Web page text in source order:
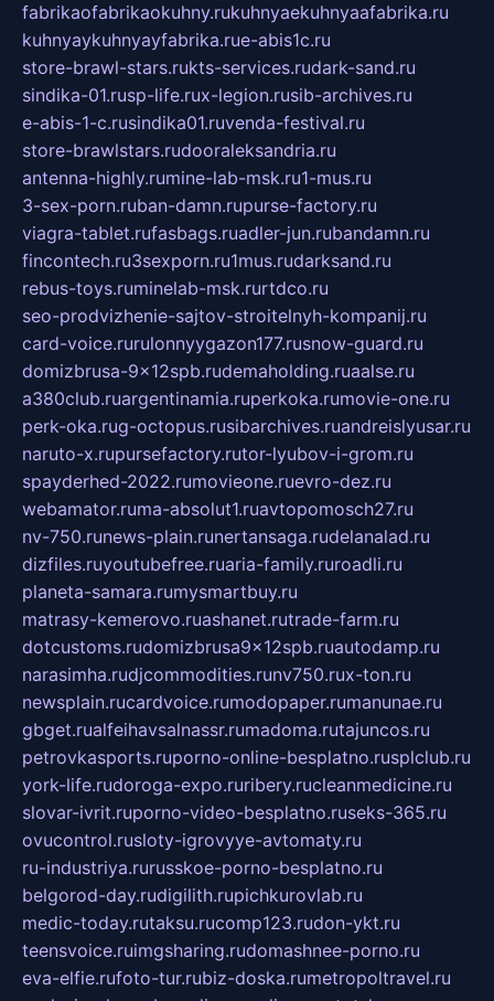
fabrikaofabrikaokuhny.rukuhnyaekuhnyaafabrika.ru
kuhnyaykuhnyayfabrika.rue-abis1c.ru
store-brawl-stars.rukts-services.rudark-sand.ru
sindika-01.rusp-life.rux-legion.rusib-archives.ru
e-abis-1-c.rusindika01.ruvenda-festival.ru
store-brawlstars.rudooraleksandria.ru
antenna-highly.rumine-lab-msk.ru1-mus.ru
3-sex-porn.ruban-damn.rupurse-factory.ru
viagra-tablet.rufasbags.ruadler-jun.rubandamn.ru
fincontech.ru3sexporn.ru1mus.rudarksand.ru
rebus-toys.ruminelab-msk.rurtdco.ru
seo-prodvizhenie-sajtov-stroitelnyh-kompanij.ru
card-voice.rurulonnyygazon177.rusnow-guard.ru
domizbrusa-9x12spb.rudemaholding.ruaalse.ru
a380club.ruargentinamia.ruperkoka.rumovie-one.ru
perk-oka.rug-octopus.rusibarchives.ruandreislyusar.ru
naruto-x.rupursefactory.rutor-lyubov-i-grom.ru
spayderhed-2022.rumovieone.ruevro-dez.ru
webamator.ruma-absolut1.ruavtopomosch27.ru
nv-750.runews-plain.runertansaga.rudelanalad.ru
dizfiles.ruyoutubefree.ruaria-family.ruroadli.ru
planeta-samara.rumysmartbuy.ru
matrasy-kemerovo.ruashanet.rutrade-farm.ru
dotcustoms.rudomizbrusa9x12spb.ruautodamp.ru
narasimha.rudjcommodities.runv750.rux-ton.ru
newsplain.rucardvoice.rumodopaper.rumanunae.ru
gbget.rualfeihavsalnassr.rumadoma.rutajuncos.ru
petrovkasports.ruporno-online-besplatno.rusplclub.ru
york-life.rudoroga-expo.ruribery.rucleanmedicine.ru
slovar-ivrit.ruporno-video-besplatno.ruseks-365.ru
ovucontrol.rusloty-igrovyye-avtomaty.ru
ru-industriya.rurusskoe-porno-besplatno.ru
belgorod-day.rudigilith.rupichkurovlab.ru
medic-today.rutaksu.rucomp123.rudon-ykt.ru
teensvoice.ruimgsharing.rudomashnee-porno.ru
eva-elfie.rufoto-tur.rubiz-doska.rumetropoltravel.ru